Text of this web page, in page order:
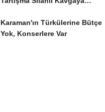
Karaman'ın Türkülerine Bütçe
Yok, Konserlere Var